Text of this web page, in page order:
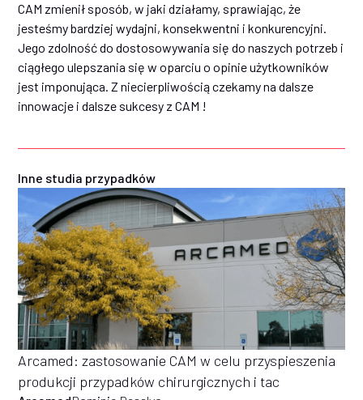
CAM zmienił sposób, w jaki działamy, sprawiając, że
jesteśmy bardziej wydajni, konsekwentni i konkurencyjni.
Jego zdolność do dostosowywania się do naszych potrzeb i
ciągłego ulepszania się w oparciu o opinie użytkowników
jest imponująca. Z niecierpliwością czekamy na dalsze
innowacje i dalsze sukcesy z CAM !
Inne studia przypadków
Arcamed: zastosowanie CAM w celu przyspieszenia
produkcji przypadków chirurgicznych i tac